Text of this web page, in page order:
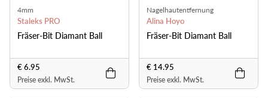
4mm
Staleks PRO
Fräser-Bit Diamant Ball
€ 6.95
Preise exkl. MwSt.
Nagelhautentfernung
Alina Hoyo
Fräser-Bit Diamant Ball
€ 14.95
Preise exkl. MwSt.